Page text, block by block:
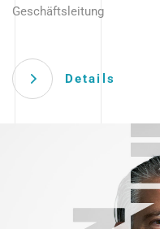
Geschäftsleitung
Details